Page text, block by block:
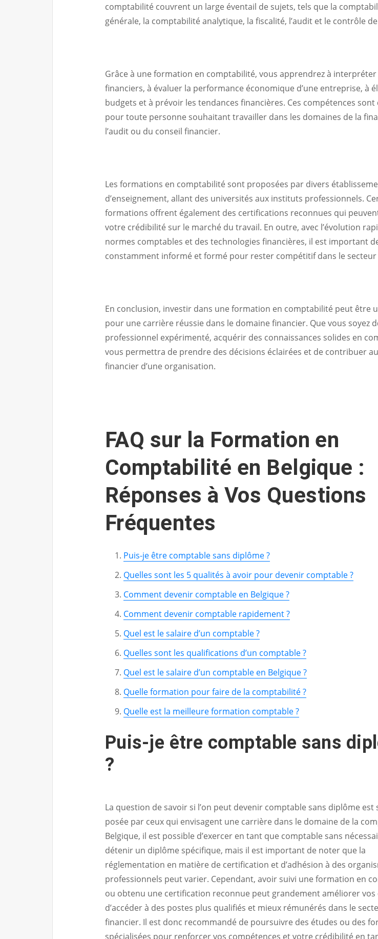
comptabilité couvrent un large éventail de sujets, tels que la
générale, la comptabilité analytique, la fiscalité, l’audit et le contrôle
Grâce à une formation en comptabilité, vous apprendrez à interpréter
financiers, à évaluer la performance économique d’une entreprise, à
budgets et à prévoir les tendances financières. Ces compétences sont
pour toute personne souhaitant travailler dans les domaines de la
l’audit ou du conseil financier.
Les formations en comptabilité sont proposées par divers
d’enseignement, allant des universités aux instituts professionnels.
formations offrent également des certifications reconnues qui
votre crédibilité sur le marché du travail. En outre, avec l’évolution
normes comptables et des technologies financières, il est important
constamment informé et formé pour rester compétitif dans le secteur
En conclusion, investir dans une formation en comptabilité peut être
pour une carrière réussie dans le domaine financier. Que vous soyez
professionnel expérimenté, acquérir des connaissances solides en
vous permettra de prendre des décisions éclairées et de contribuer
financier d’une organisation.
FAQ sur la Formation en
Comptabilité en Belgique :
Réponses à Vos Questions
Fréquentes
Puis-je être comptable sans diplôme ?
Quelles sont les 5 qualités à avoir pour devenir comptable ?
Comment devenir comptable en Belgique ?
Comment devenir comptable rapidement ?
Quel est le salaire d’un comptable ?
Quelles sont les qualifications d’un comptable ?
Quel est le salaire d’un comptable en Belgique ?
Quelle formation pour faire de la comptabilité ?
Quelle est la meilleure formation comptable ?
Puis-je être comptable sans
?
La question de savoir si l’on peut devenir comptable sans diplôme est
posée par ceux qui envisagent une carrière dans le domaine de la
Belgique, il est possible d’exercer en tant que comptable sans
détenir un diplôme spécifique, mais il est important de noter que la
réglementation en matière de certification et d’adhésion à des
professionnels peut varier. Cependant, avoir suivi une formation en
ou obtenu une certification reconnue peut grandement améliorer vos
d’accéder à des postes plus qualifiés et mieux rémunérés dans le
financier. Il est donc recommandé de poursuivre des études ou des
spécialisées pour renforcer vos compétences et votre crédibilité en